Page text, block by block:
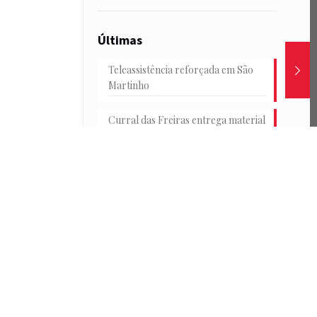
Últimas
Teleassistência reforçada em São
Martinho
Curral das Freiras entrega material